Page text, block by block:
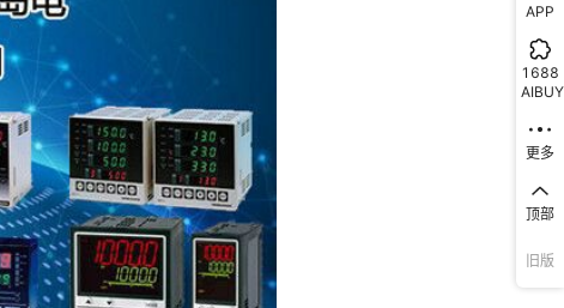
APP
1688
AIBUY
更多
顶部
旧版